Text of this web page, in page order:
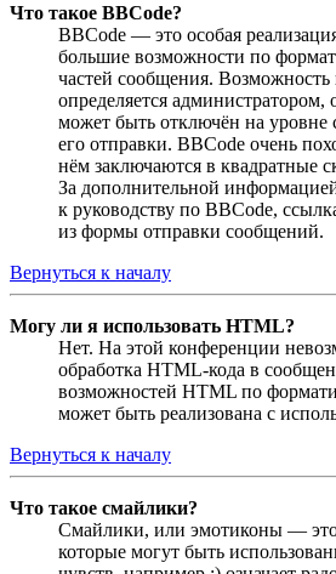
Что такое BBCode?
BBCode — это особая
большие возможности по
частей сообщения.
определяется администратором,
может быть отключён на уровне
его отправки. BBCode очень
нём заключаются в квадратные
За дополнительной
к руководству по BBCode,
из формы отправки сообщений.
Вернуться к началу
Могу ли я использовать HTML?
Нет. На этой конференции
обработка HTML-кода в
возможностей HTML по
может быть реализована с
Вернуться к началу
Что такое смайлики?
Смайлики, или эмотиконы —
которые могут быть